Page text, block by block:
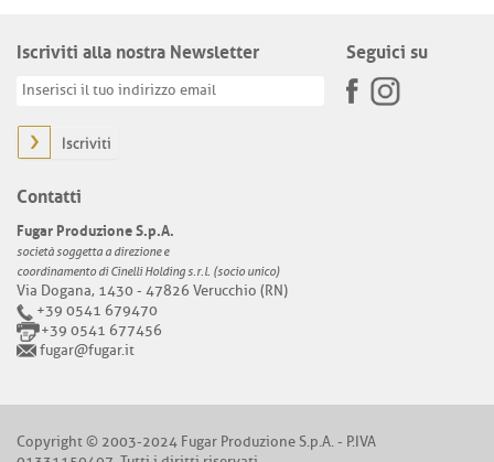
Iscriviti alla nostra Newsletter
Iscriviti
Seguici su
Contatti
Fugar Produzione S.p.A.
società soggetta a direzione e
coordinamento di Cinelli Holding s.r.l. (socio unico)
Via Dogana, 1430 - 47826 Verucchio (RN)
+39 0541 679470
+39 0541 677456
fugar@fugar.it
Copyright © 2003-2024 Fugar Produzione S.p.A. - P.IVA